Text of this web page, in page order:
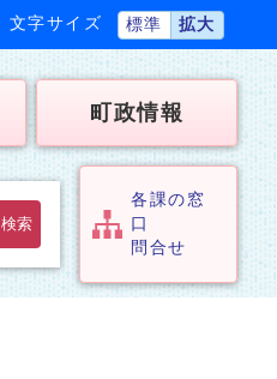
文字サイズ 標準 拡大
町政情報
検索
各課の窓
口
問合せ